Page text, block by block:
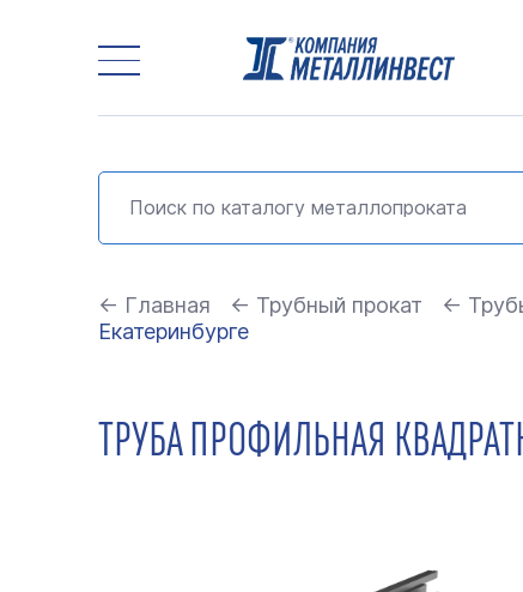
← Главная ← Трубный прокат ←
Екатеринбурге
ТРУБА ПРОФИЛЬНАЯ